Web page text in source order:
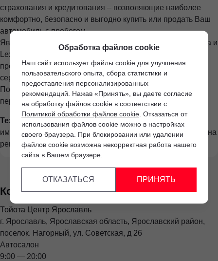
страхования и кредитования – позволяющие наиболее
комфортно, безопасно и выгодно купить или продать Ваш
автомобиль с пробегом.
Являясь официальным дилером японских брендов Toyota и
Lexus, мы готовы предложить своим клиентам
профессионализм, квалификацию и опыт грамотных,
сертифицированных специалистов.
Позвоните нам прямо сейчас и получите выгодное
персональное предложение!
Технические особенности автомобиля:
Автомобиль
имеет отметку о ДТП. Автомобиль не имеет ограничений на
регистрацию. Автомобиль не числится в залоге.
Контакты
Тойота Центр Ярославль
г. Ярославль, Ярославская область, Ярославский район,
поселок. Нагорный, ул. Советская, д 26
Автосалон
9:00 — 20:00
Обработка файлов cookie
Наш сайт использует файлы cookie для улучшения
пользовательского опыта, сбора статистики и
предоставления персонализированных
рекомендаций. Нажав «Принять», вы даете согласие
на обработку файлов cookie в соответствии с
Политикой обработки файлов cookie . Отказаться от
использования файлов cookie можно в настройках
своего браузера. При блокировании или удалении
файлов cookie возможна некорректная работа нашего
сайта в Вашем браузере.
ОТКАЗАТЬСЯ ПРИНЯТЬ